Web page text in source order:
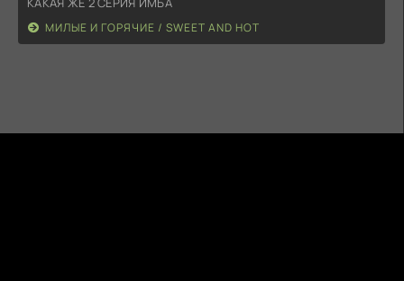
МИЛЫЕ И ГОРЯЧИЕ / SWEET AND HOT